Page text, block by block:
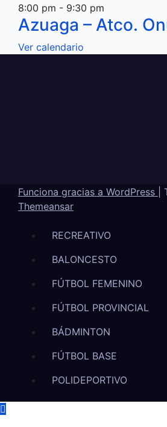
8:00 pm - 9:30 pm
Azuaga – Atco.
Ver calendario
Funciona gracias a WordPress
Themeansar
RECREATIVO
BALONCESTO
FÚTBOL FEMENINO
FÚTBOL PROVINCIAL
BÁDMINTON
FÚTBOL BASE
POLIDEPORTIVO